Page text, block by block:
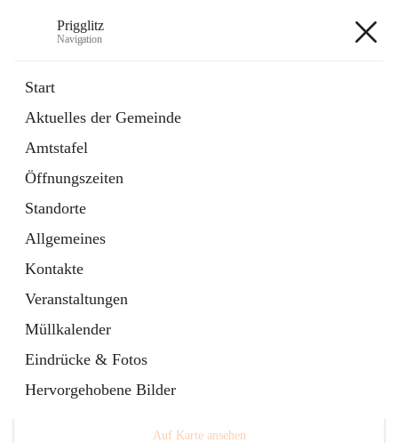
Prigglitz
Navigation
Start
Aktuelles der Gemeinde
Amtstafel
Öffnungszeiten
Standorte
Allgemeines
Kontakte
Veranstaltungen
Müllkalender
Eindrücke & Fotos
Hervorgehobene Bilder
Externe Webseite
in
Tab
Gemeindezeitung
Ordner
öffnet
in
neuem
Tab
Hauptadresse
Auf Karte ansehen